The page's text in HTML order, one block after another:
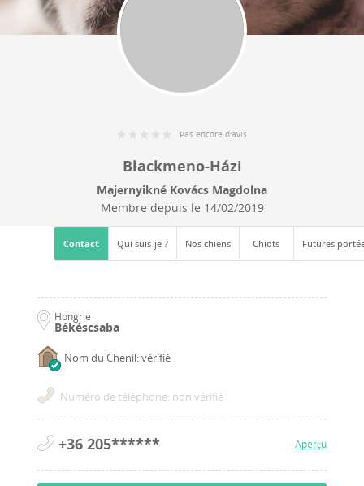
Pas encore d'avis
Blackmeno-Házi
Majernyikné Kovács Magdolna
Membre depuis le 14/02/2019
Contact Qui suis-je ? Nos chiens Chiots Futures
Hongrie
Békéscsaba
Nom du Chenil: vérifié
Numéro de téléphone: non vérifié
+36 205****** Aperçu